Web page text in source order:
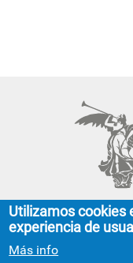
Utilizamos cookies
experiencia de
Más info